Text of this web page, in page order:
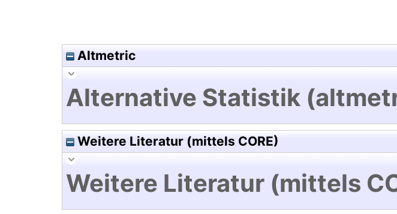
Altmetric
Alternative Statistik
Weitere Literatur (mittels CORE)
Weitere Literatur (mittels